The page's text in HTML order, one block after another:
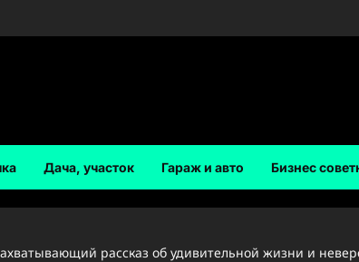
Дача, участок Гараж и авто Бизнес
рассказ об удивительной жизни и